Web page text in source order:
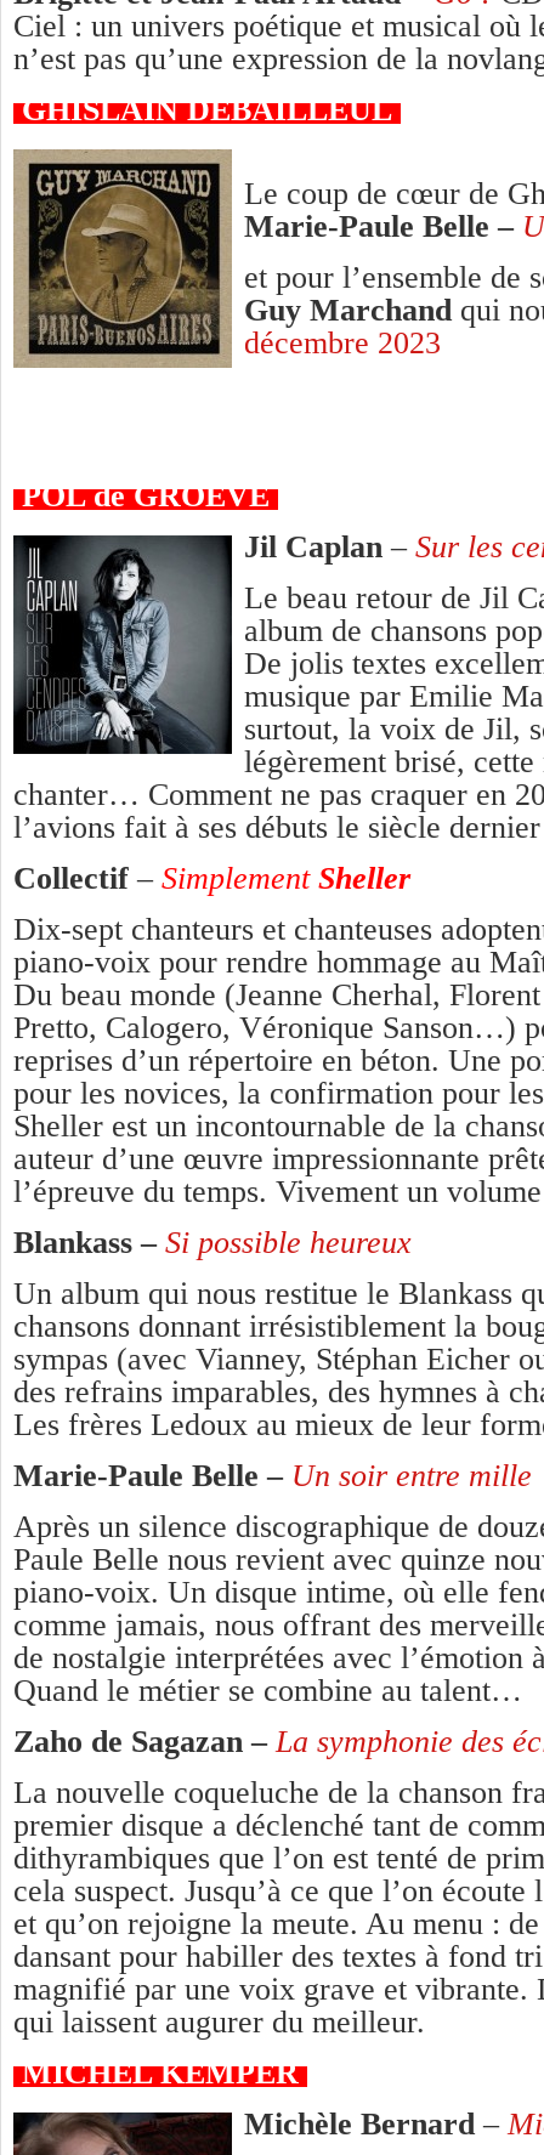
Ciel : un univers poétique et musical où
n’est pas qu’une expression de la
GHISLAIN DEBAILLEUL
Le coup de cœur de
Marie-Paule Belle–
et pour l’ensemble de
Guy Marchand qui
décembre 2023
POL de GROEVE
Jil Caplan – Sur les
Le beau retour de Jil
album de chansons
De jolis textes
musique par Emilie
surtout, la voix de Jil,
légèrement brisé,
chanter… Comment ne pas craquer en
l’avions fait à ses débuts le siècle
Collectif– SimplementSheller
Dix-sept chanteurs et chanteuses
piano-voix pour rendre hommage au
Du beau monde (Jeanne Cherhal,
Pretto, Calogero, Véronique Sanson…)
reprises d’un répertoire en béton. Une
pour les novices, la confirmation pour
Sheller est un incontournable de la
auteur d’une œuvre impressionnante
l’épreuve du temps. Vivement un
Blankass – Si possible heureux
Un album qui nous restitue le Blankass
chansons donnant irrésistiblement la
sympas (avec Vianney, Stéphan Eicher
des refrains imparables, des hymnes à
Les frères Ledoux au mieux de leur
Marie-Paule Belle– Un soir entre mille
Après un silence discographique de
Paule Belle nous revient avec quinze
piano-voix. Un disque intime, où elle
comme jamais, nous offrant des
de nostalgie interprétées avec l’émotion
Quand le métier se combine au talent…
Zaho de Sagazan – La symphonie des
La nouvelle coqueluche de la chanson
premier disque a déclenché tant de
dithyrambiques que l’on est tenté de
cela suspect. Jusqu’à ce que l’on écoute
et qu’on rejoigne la meute. Au menu :
dansant pour habiller des textes à fond
magnifié par une voix grave et vibrante.
qui laissent augurer du meilleur.
MICHEL KEMPER
Michèle Bernard –